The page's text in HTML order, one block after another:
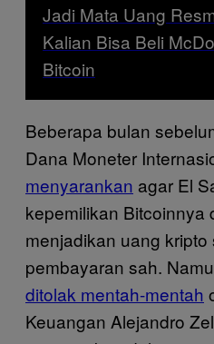
Jadi Mata Uang
Kalian Bisa Beli
Bitcoin
Beberapa bulan
Dana Moneter
menyarankan agar El
kepemilikan Bitcoinnya
menjadikan uang
pembayaran sah.
ditolak mentah-mentah
Keuangan Alejandro